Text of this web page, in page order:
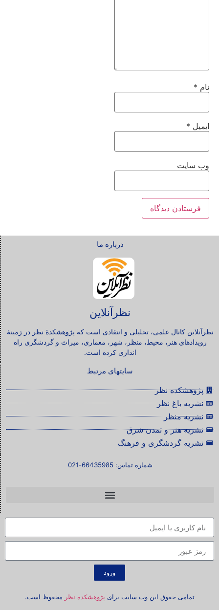
نام *
ایمیل *
وب‌ سایت
درباره ما
نظرآنلاین
نظرآنلاین کانال علمی، تحلیلی و انتقادی است که پژوهشکدۀ نظر در زمینۀ
رویدادهای هنر، محیط، منظر، شهر، معماری، میراث و گردشگری راه
اندازی کرده است.
سایتهای مرتبط
پژوهشکده نظر
نشریه باغ نظر
نشریه منظر
نشریه هنر و تمدن شرق
نشریه گردشگری و فرهنگ
شماره تماس: 66435985-021
ورود
تمامی حقوق این وب سایت برای پژوهشکده نظر محفوظ است.